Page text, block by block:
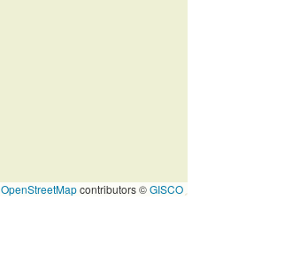
OpenStreetMapcontributors ©GISCO